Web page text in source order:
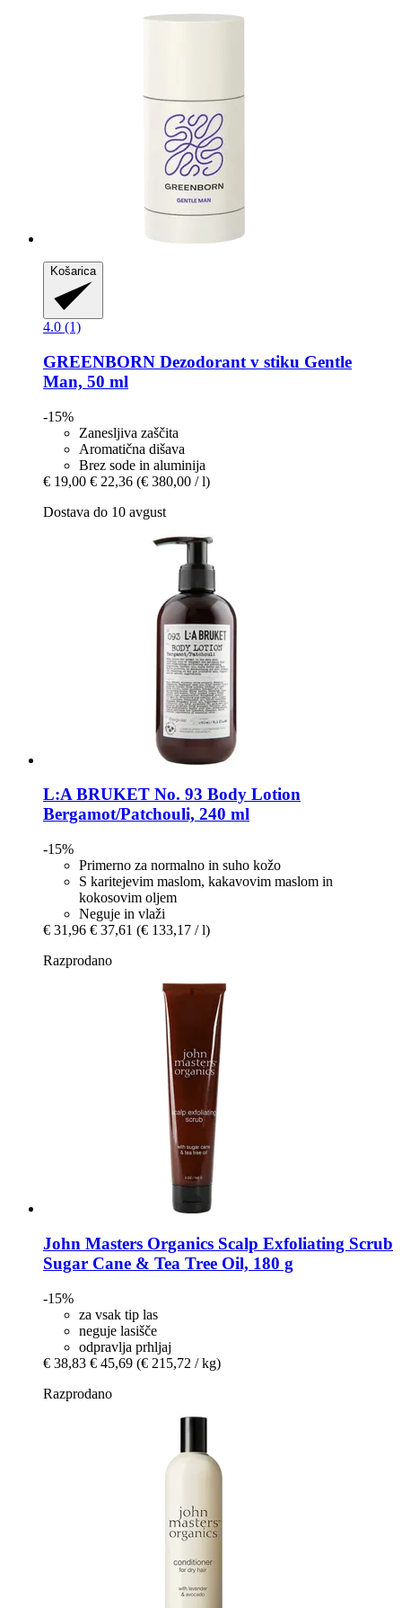
Košarica
4.0 (1)
GREENBORN Dezodorant v stiku Gentle
Man, 50 ml
-15%
Zanesljiva zaščita
Aromatična dišava
Brez sode in aluminija
€ 19,00 € 22,36 (€ 380,00 / l)
Dostava do 10 avgust
L:A BRUKET No. 93 Body Lotion
Bergamot/Patchouli, 240 ml
-15%
Primerno za normalno in suho kožo
S karitejevim maslom, kakavovim maslom in
kokosovim oljem
Neguje in vlaži
€ 31,96 € 37,61 (€ 133,17 / l)
Razprodano
John Masters Organics Scalp Exfoliating Scrub
Sugar Cane & Tea Tree Oil, 180 g
-15%
za vsak tip las
neguje lasišče
odpravlja prhljaj
€ 38,83 € 45,69 (€ 215,72 / kg)
Razprodano